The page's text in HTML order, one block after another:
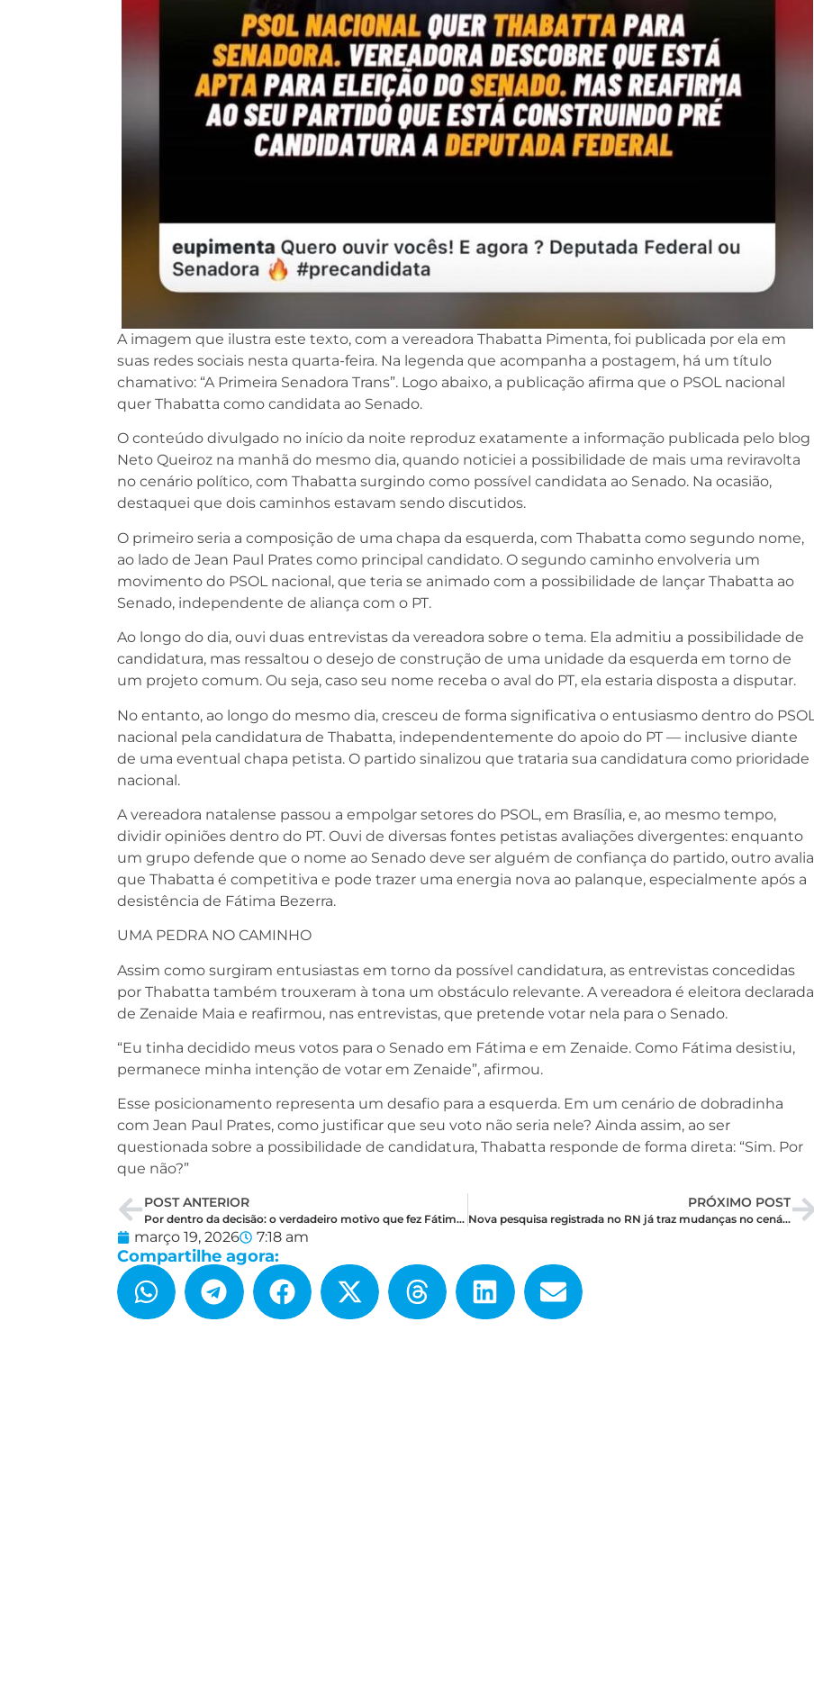
A imagem que ilustra este texto, com a vereadora Thabatta Pimenta, foi publicada por ela em
suas redes sociais nesta quarta-feira. Na legenda que acompanha a postagem, há um título
chamativo: “A Primeira Senadora Trans”. Logo abaixo, a publicação afirma que o PSOL nacional
quer Thabatta como candidata ao Senado.
O conteúdo divulgado no início da noite reproduz exatamente a informação publicada pelo blog
Neto Queiroz na manhã do mesmo dia, quando noticiei a possibilidade de mais uma reviravolta
no cenário político, com Thabatta surgindo como possível candidata ao Senado. Na ocasião,
destaquei que dois caminhos estavam sendo discutidos.
O primeiro seria a composição de uma chapa da esquerda, com Thabatta como segundo nome,
ao lado de Jean Paul Prates como principal candidato. O segundo caminho envolveria um
movimento do PSOL nacional, que teria se animado com a possibilidade de lançar Thabatta ao
Senado, independente de aliança com o PT.
Ao longo do dia, ouvi duas entrevistas da vereadora sobre o tema. Ela admitiu a possibilidade de
candidatura, mas ressaltou o desejo de construção de uma unidade da esquerda em torno de
um projeto comum. Ou seja, caso seu nome receba o aval do PT, ela estaria disposta a disputar.
No entanto, ao longo do mesmo dia, cresceu de forma significativa o entusiasmo dentro do PSOL
nacional pela candidatura de Thabatta, independentemente do apoio do PT — inclusive diante
de uma eventual chapa petista. O partido sinalizou que trataria sua candidatura como prioridade
nacional.
A vereadora natalense passou a empolgar setores do PSOL, em Brasília, e, ao mesmo tempo,
dividir opiniões dentro do PT. Ouvi de diversas fontes petistas avaliações divergentes: enquanto
um grupo defende que o nome ao Senado deve ser alguém de confiança do partido, outro avalia
que Thabatta é competitiva e pode trazer uma energia nova ao palanque, especialmente após a
desistência de Fátima Bezerra.
UMA PEDRA NO CAMINHO
Assim como surgiram entusiastas em torno da possível candidatura, as entrevistas concedidas
por Thabatta também trouxeram à tona um obstáculo relevante. A vereadora é eleitora declarada
de Zenaide Maia e reafirmou, nas entrevistas, que pretende votar nela para o Senado.
“Eu tinha decidido meus votos para o Senado em Fátima e em Zenaide. Como Fátima desistiu,
permanece minha intenção de votar em Zenaide”, afirmou.
Esse posicionamento representa um desafio para a esquerda. Em um cenário de dobradinha
com Jean Paul Prates, como justificar que seu voto não seria nele? Ainda assim, ao ser
questionada sobre a possibilidade de candidatura, Thabatta responde de forma direta: “Sim. Por
que não?”
POST ANTERIOR
Por dentro da decisão: o verdadeiro motivo que fez Fátima recuar do Senado
PRÓXIMO POST
Nova pesquisa registrada no RN já traz mudanças no cenário para o Senado
março 19, 2026 7:18 am
Compartilhe agora: